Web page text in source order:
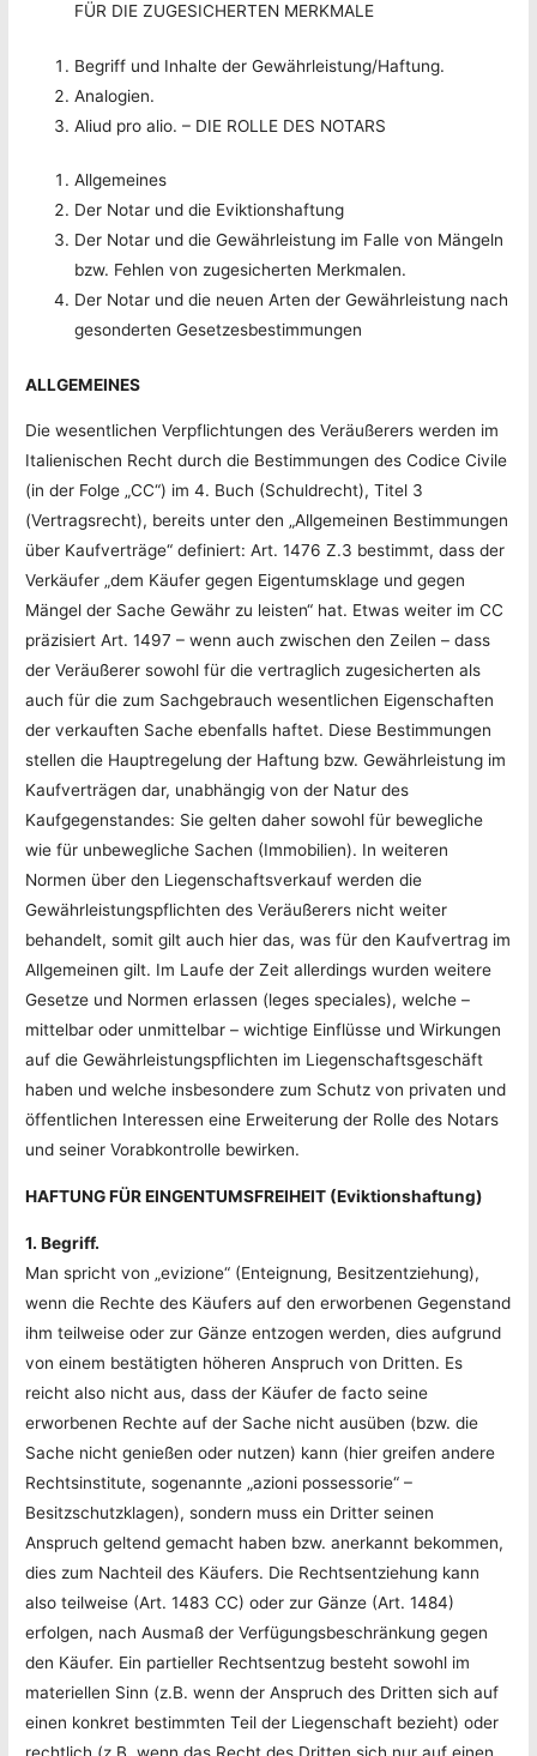
FÜR DIE ZUGESICHERTEN MERKMALE
Begriff und Inhalte der Gewährleistung/Haftung.
Analogien.
Aliud pro alio. – DIE ROLLE DES NOTARS
Allgemeines
Der Notar und die Eviktionshaftung
Der Notar und die Gewährleistung im Falle von Mängeln
bzw. Fehlen von zugesicherten Merkmalen.
Der Notar und die neuen Arten der Gewährleistung nach
gesonderten Gesetzesbestimmungen
ALLGEMEINES
Die wesentlichen Verpflichtungen des Veräußerers werden im
Italienischen Recht durch die Bestimmungen des Codice Civile
(in der Folge „CC“) im 4. Buch (Schuldrecht), Titel 3
(Vertragsrecht), bereits unter den „Allgemeinen Bestimmungen
über Kaufverträge“ definiert: Art. 1476 Z.3 bestimmt, dass der
Verkäufer „dem Käufer gegen Eigentumsklage und gegen
Mängel der Sache Gewähr zu leisten“ hat. Etwas weiter im CC
präzisiert Art. 1497 – wenn auch zwischen den Zeilen – dass
der Veräußerer sowohl für die vertraglich zugesicherten als
auch für die zum Sachgebrauch wesentlichen Eigenschaften
der verkauften Sache ebenfalls haftet. Diese Bestimmungen
stellen die Hauptregelung der Haftung bzw. Gewährleistung im
Kaufverträgen dar, unabhängig von der Natur des
Kaufgegenstandes: Sie gelten daher sowohl für bewegliche
wie für unbewegliche Sachen (Immobilien). In weiteren
Normen über den Liegenschaftsverkauf werden die
Gewährleistungspflichten des Veräußerers nicht weiter
behandelt, somit gilt auch hier das, was für den Kaufvertrag im
Allgemeinen gilt. Im Laufe der Zeit allerdings wurden weitere
Gesetze und Normen erlassen (leges speciales), welche –
mittelbar oder unmittelbar – wichtige Einflüsse und Wirkungen
auf die Gewährleistungspflichten im Liegenschaftsgeschäft
haben und welche insbesondere zum Schutz von privaten und
öffentlichen Interessen eine Erweiterung der Rolle des Notars
und seiner Vorabkontrolle bewirken.
HAFTUNG FÜR EINGENTUMSFREIHEIT (Eviktionshaftung)
1. Begriff.
Man spricht von „evizione“ (Enteignung, Besitzentziehung),
wenn die Rechte des Käufers auf den erworbenen Gegenstand
ihm teilweise oder zur Gänze entzogen werden, dies aufgrund
von einem bestätigten höheren Anspruch von Dritten. Es
reicht also nicht aus, dass der Käufer de facto seine
erworbenen Rechte auf der Sache nicht ausüben (bzw. die
Sache nicht genießen oder nutzen) kann (hier greifen andere
Rechtsinstitute, sogenannte „azioni possessorie“ –
Besitzschutzklagen), sondern muss ein Dritter seinen
Anspruch geltend gemacht haben bzw. anerkannt bekommen,
dies zum Nachteil des Käufers. Die Rechtsentziehung kann
also teilweise (Art. 1483 CC) oder zur Gänze (Art. 1484)
erfolgen, nach Ausmaß der Verfügungsbeschränkung gegen
den Käufer. Ein partieller Rechtsentzug besteht sowohl im
materiellen Sinn (z.B. wenn der Anspruch des Dritten sich auf
einen konkret bestimmten Teil der Liegenschaft bezieht) oder
rechtlich (z.B. wenn das Recht des Dritten sich nur auf einen